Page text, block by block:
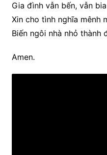
Gia đình vẫn bến, vẫn
Xin cho tình nghĩa mênh
Biến ngôi nhà nhỏ thành
Amen.